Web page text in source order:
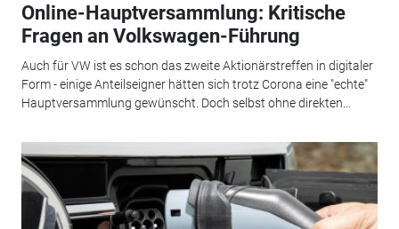
Online-Hauptversammlung: Kritische
Fragen an Volkswagen-Führung
Auch für VW ist es schon das zweite Aktionärstreffen in digitaler
Form - einige Anteilseigner hätten sich trotz Corona eine "echte"
Hauptversammlung gewünscht. Doch selbst ohne direkten...